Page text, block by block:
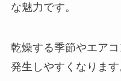
な魅力です。
乾燥する季節やエア
発生しやすくなります